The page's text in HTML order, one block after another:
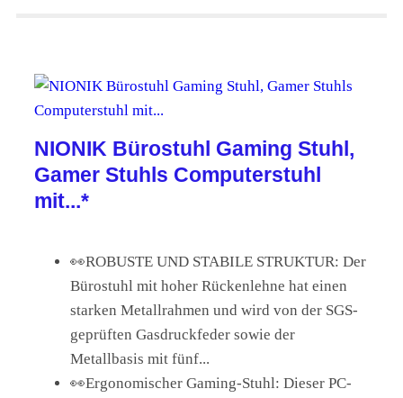
NIONIK Bürostuhl Gaming Stuhl,
Gamer Stuhls Computerstuhl
mit...*
👀ROBUSTE UND STABILE STRUKTUR: Der
Bürostuhl mit hoher Rückenlehne hat einen
starken Metallrahmen und wird von der SGS-
geprüften Gasdruckfeder sowie der
Metallbasis mit fünf...
👀Ergonomischer Gaming-Stuhl: Dieser PC-